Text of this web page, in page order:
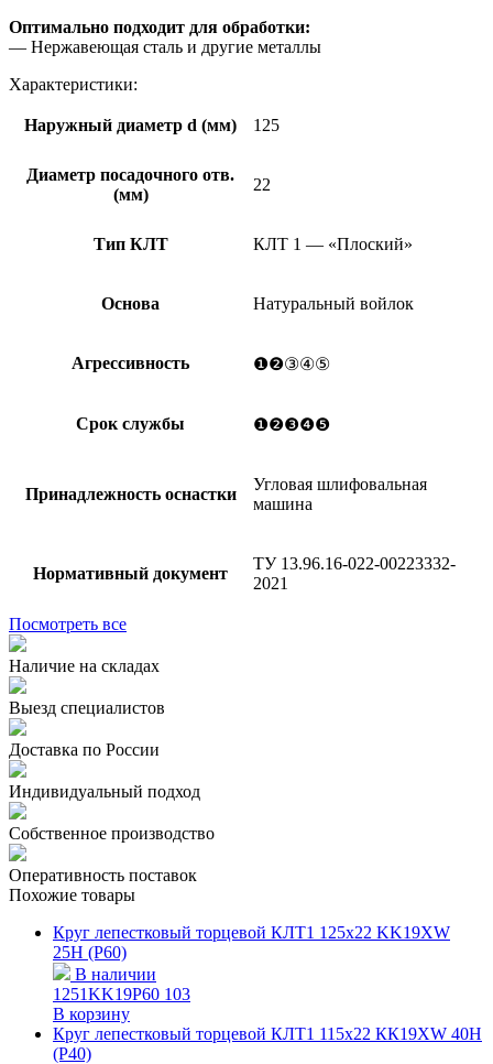
Оптимально подходит для обработки:
— Нержавеющая сталь и другие металлы
Характеристики:
Наружный диаметр d (мм) 125
Диаметр посадочного отв.
(мм)
22
Тип КЛТ КЛТ 1 — «Плоский»
Основа Натуральный войлок
Агрессивность ❶❷③④⑤
Срок службы ❶❷❸❹❺
Принадлежность оснастки
Угловая шлифовальная
машина
Нормативный документ
ТУ 13.96.16-022-00223332-
2021
Посмотреть все
Наличие на складах
Выезд специалистов
Доставка по России
Индивидуальный подход
Собственное производство
Оперативность поставок
Похожие товары
Круг лепестковый торцевой КЛТ1 125х22 KK19XW
25Н (P60)
В наличии
1251KK19P60 103
В корзину
Круг лепестковый торцевой КЛТ1 115х22 КК19XW 40H
(P40)